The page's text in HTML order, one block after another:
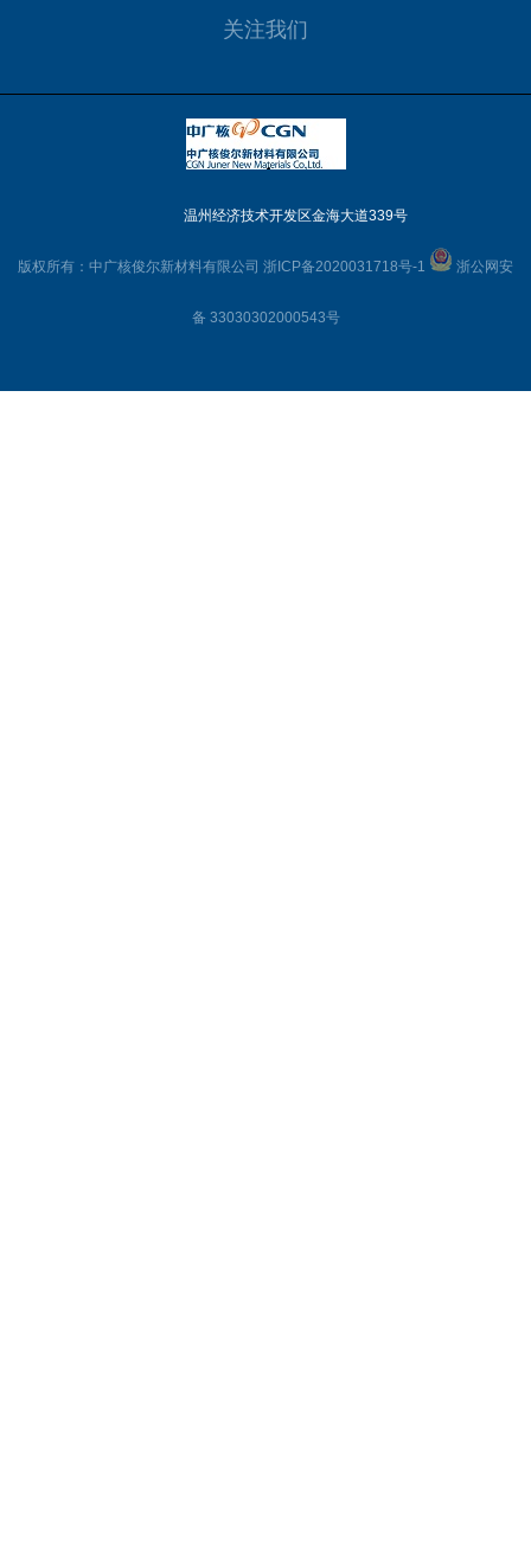
关注我们
温州经济技术开发区金海大道339号
版权所有：中广核俊尔新材料有限公司 浙ICP备2020031718号-1 浙公网安
备 33030302000543号